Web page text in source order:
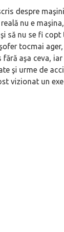
despre
nu e
să nu se fi
tocmai
aşa ceva,
şi urme de
vizionat un